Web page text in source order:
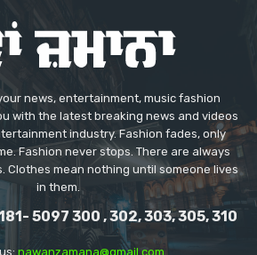
news, entertainment, music fashion
with the latest breaking news and videos
industry. Fashion fades, only
Fashion never stops. There are always
Clothes mean nothing until someone lives
in them.
5097 300 , 302, 303, 305, 310
nawanzamana@gmail.com